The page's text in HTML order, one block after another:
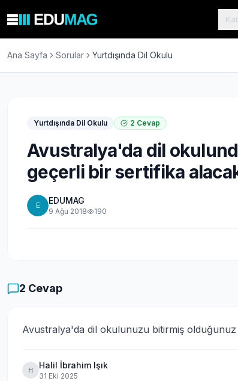
Ana Sayfa Sorular Yurtdışında Dil Okulu
Yurtdışında Dil Okulu 2 Cevap
Avustralya'da dil
geçerli bir sertifika alacak
E EDUMAG
9 Ağu 2018 190
2 Cevap
Avustralya'da dil okulunuzu bitirmiş olduğunuz
H Halil İbrahim Işık
31 Eki 2025